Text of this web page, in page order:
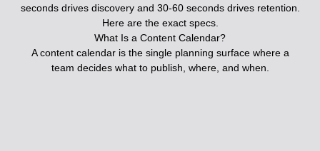
seconds drives discovery and 30-60 seconds drives retention.
Here are the exact specs.
What Is a Content Calendar?
A content calendar is the single planning surface where a
team decides what to publish, where, and when.